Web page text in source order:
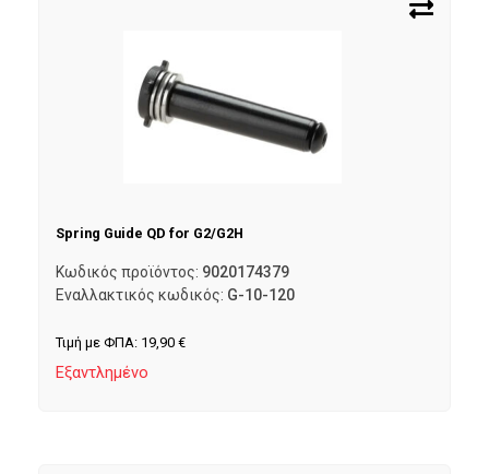
Spring Guide QD for G2/G2H
Κωδικός προϊόντος: 9020174379
Εναλλακτικός κωδικός: G-10-120
Τιμή με ΦΠΑ: 19,90 €
Εξαντλημένο